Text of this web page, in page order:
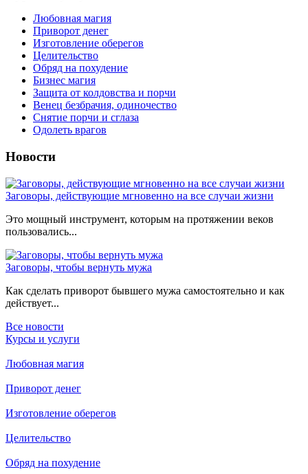
Любовная магия
Приворот денег
Изготовление оберегов
Целительство
Обряд на похудение
Бизнес магия
Защита от колдовства и порчи
Венец безбрачия, одиночество
Снятие порчи и сглаза
Одолеть врагов
Новости
Заговоры, действующие мгновенно на все случаи жизни
Это мощный инструмент, которым на протяжении веков
пользовались...
Заговоры, чтобы вернуть мужа
Как сделать приворот бывшего мужа самостоятельно и как
действует...
Все новости
Курсы и услуги
Любовная магия
Приворот денег
Изготовление оберегов
Целительство
Обряд на похудение